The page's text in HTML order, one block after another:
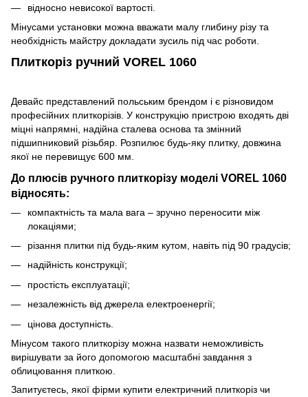
відносно невисокої вартості.
Мінусами установки можна вважати малу глибину різу та
необхідність майстру докладати зусиль під час роботи.
Плиткоріз ручний VOREL 1060
Девайс представлений польським брендом і є різновидом
професійних плиткорізів. У конструкцію пристрою входять дві
міцні напрямні, надійна сталева основа та змінний
підшипниковий різьбяр. Розпилює будь-яку плитку, довжина
якої не перевищує 600 мм.
До плюсів ручного плиткорізу моделі VOREL 1060
відносять:
компактність та мала вага – зручно переносити між
локаціями;
різання плитки під будь-яким кутом, навіть під 90 градусів;
надійність конструкції;
простість експлуатації;
незалежність від джерела електроенергії;
цінова доступність.
Мінусом такого плиткорізу можна назвати неможливість
вирішувати за його допомогою масштабні завдання з
облицювання плиткою.
Запитуєтесь, якої фірми купити електричний плиткоріз чи